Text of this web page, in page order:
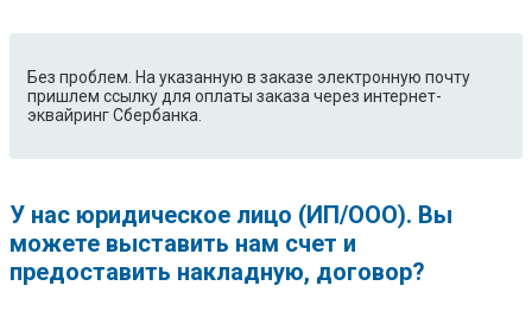
Без проблем. На указанную в заказе электронную почту
пришлем ссылку для оплаты заказа через интернет-
эквайринг Сбербанка.
У нас юридическое лицо (ИП/ООО). Вы
можете выставить нам счет и
предоставить накладную, договор?